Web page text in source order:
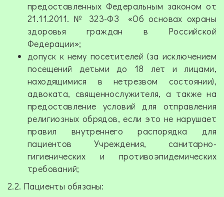
предоставленных Федеральным законом от
21.11.2011. № 323-ФЗ «Об основах охраны
здоровья граждан в Российской
Федерации»;
допуск к нему посетителей (за исключением
посещений детьми до 18 лет и лицами,
находящимися в нетрезвом состоянии),
адвоката, священнослужителя, а также на
предоставление условий для отправления
религиозных обрядов, если это не нарушает
правил внутреннего распорядка для
пациентов Учреждения, санитарно-
гигиенических и противоэпидемических
требований;
2.2. Пациенты обязаны: